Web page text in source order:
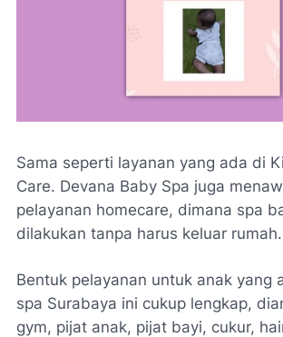
Sama seperti layanan yang ada di
Care. Devana Baby Spa juga
pelayanan homecare, dimana spa
dilakukan tanpa harus keluar rumah.
Bentuk pelayanan untuk anak yang
spa Surabaya ini cukup lengkap,
gym, pijat anak, pijat bayi, cukur,